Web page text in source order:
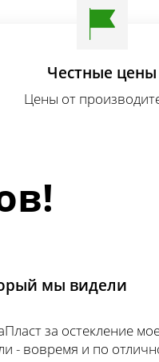
Честные цены
Цены от
мы видели
за остекление
- вовремя и по